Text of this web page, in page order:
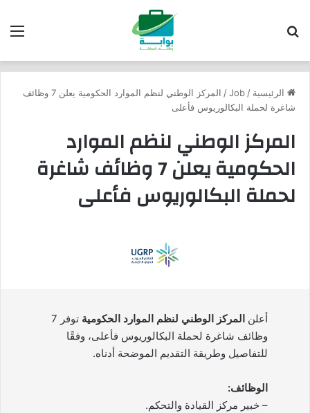
الرئيسية /
Job
/
المركز الوطني لنظم الموارد الحكومية يعلن 7 وظائف
شاغرة لحملة البكالوريوس فأعلى
المركز الوطني لنظم الموارد
الحكومية يعلن 7 وظائف شاغرة
لحملة البكالوريوس فأعلى
أعلن المركز الوطني لنظم الموارد الحكومية
توفر 7
وظائف شاغرة لحملة البكالوريوس فأعلى، وفقًا
للتفاصيل وطريقة التقديم الموضحة أدناه.
الوظائف:
– خبير مركز القيادة والتحكم.